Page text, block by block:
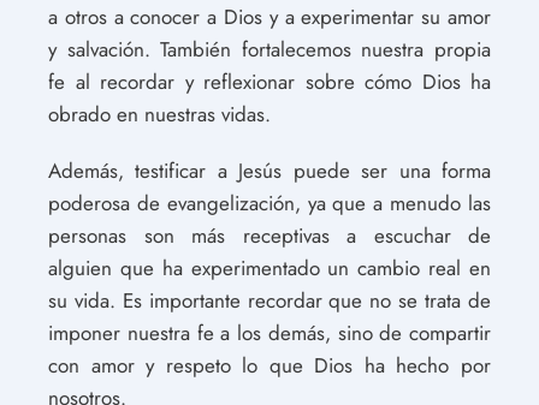
a otros a conocer a Dios y a experimentar su amor
y salvación. También fortalecemos nuestra propia
fe al recordar y reflexionar sobre cómo Dios ha
obrado en nuestras vidas.
Además, testificar a Jesús puede ser una forma
poderosa de evangelización, ya que a menudo las
personas son más receptivas a escuchar de
alguien que ha experimentado un cambio real en
su vida. Es importante recordar que no se trata de
imponer nuestra fe a los demás, sino de compartir
con amor y respeto lo que Dios ha hecho por
nosotros.